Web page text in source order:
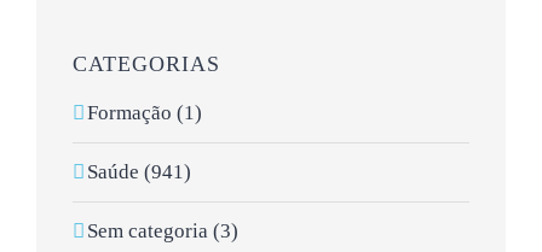
CATEGORIAS
Formação (1)
Saúde (941)
Sem categoria (3)